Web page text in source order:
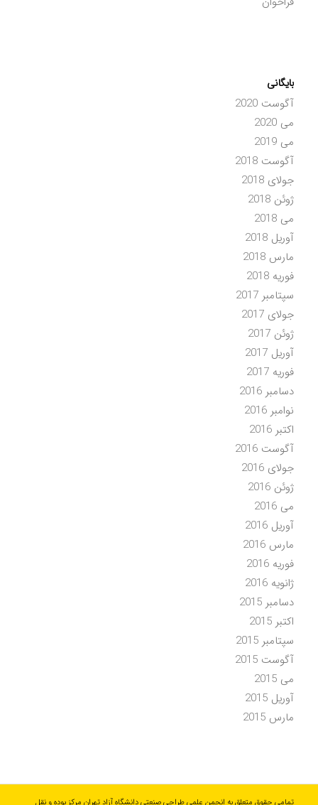
بایگانی
آگوست 2020
می 2020
می 2019
آگوست 2018
جولای 2018
ژوئن 2018
می 2018
آوریل 2018
مارس 2018
فوریه 2018
سپتامبر 2017
جولای 2017
ژوئن 2017
آوریل 2017
فوریه 2017
دسامبر 2016
نوامبر 2016
اکتبر 2016
آگوست 2016
جولای 2016
ژوئن 2016
می 2016
آوریل 2016
مارس 2016
فوریه 2016
ژانویه 2016
دسامبر 2015
اکتبر 2015
سپتامبر 2015
آگوست 2015
می 2015
آوریل 2015
مارس 2015
تمامی حقوق متعلق به انجمن علمی طراحی صنعتی دانشگاه آزاد تهران مرکز بوده و نقل